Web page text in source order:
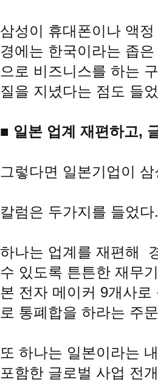
삼성이 휴대폰이나 액
경에는 한국이라는 좁
으로 비즈니스를 하는
질을 지녔다는 점도 들
■ 일본 업계 재편하고,
그렇다면 일본기업이
칼럼은 두가지를 들었
하나는 업계를 재편해
수 있도록 튼튼한 재무
본 전자 메이커 9개사
로 통폐합을 하라는 주
또 하나는 일본이라는
포함한 글로벌 사업 전